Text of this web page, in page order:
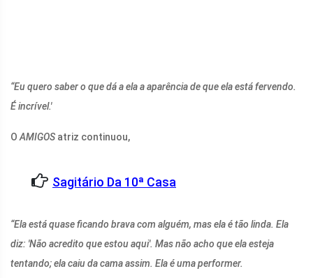
“Eu quero saber o que dá a ela a aparência de que ela está fervendo.
É incrível.'
O AMIGOS atriz continuou,
Sagitário Da 10ª Casa
“Ela está quase ficando brava com alguém, mas ela é tão linda. Ela
diz: 'Não acredito que estou aqui'. Mas não acho que ela esteja
tentando; ela caiu da cama assim. Ela é uma performer.